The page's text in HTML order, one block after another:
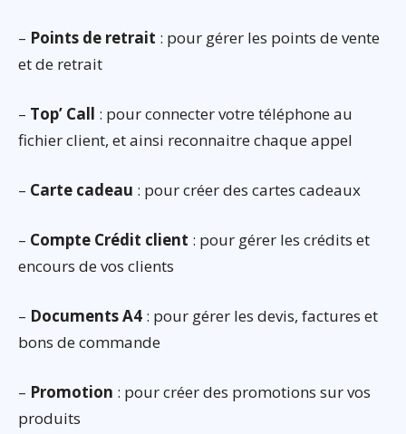
– Points de retrait : pour gérer les points de vente
et de retrait
– Top’ Call : pour connecter votre téléphone au
fichier client, et ainsi reconnaitre chaque appel
– Carte cadeau : pour créer des cartes cadeaux
– Compte Crédit client : pour gérer les crédits et
encours de vos clients
– Documents A4 : pour gérer les devis, factures et
bons de commande
– Promotion : pour créer des promotions sur vos
produits